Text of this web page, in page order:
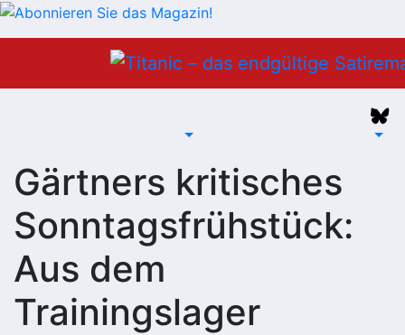
Gärtners kritisches
Sonntagsfrühstück:
Aus dem
Trainingslager